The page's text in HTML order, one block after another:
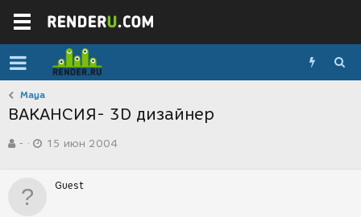
Maya
ВАКАНСИЯ- 3D дизайнер
в
р
-
а
15 июн 2004
Guest